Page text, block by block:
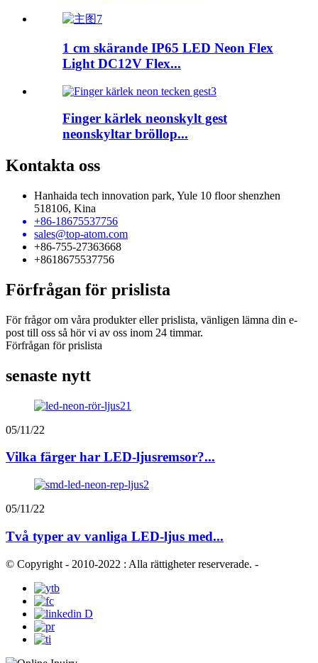
1 cm skärande IP65 LED Neon Flex
Light DC12V Flex...
Finger kärlek neonskylt gest
neonskyltar bröllop...
Kontakta oss
Hanhaida tech innovation park, Yule 10 floor shenzhen
518106, Kina
+86-18675537756
sales@top-atom.com
+86-755-27363668
+8618675537756
Förfrågan för prislista
För frågor om våra produkter eller prislista, vänligen lämna din e-
post till oss så hör vi av oss inom 24 timmar.
Förfrågan för prislista
senaste nytt
05/11/22
Vilka färger har LED-ljusremsor?...
05/11/22
Två typer av vanliga LED-ljus med...
© Copyright - 2010-2022 : Alla rättigheter reserverade. -